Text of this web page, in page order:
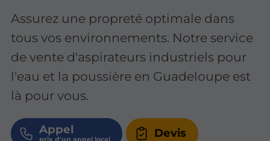
Assurez une propreté optimale dans
tous vos environnements. Notre service
de vente d'aspirateurs industriels pour
l'eau et la poussière en Guadeloupe est
là pour vous.
Appel Devis